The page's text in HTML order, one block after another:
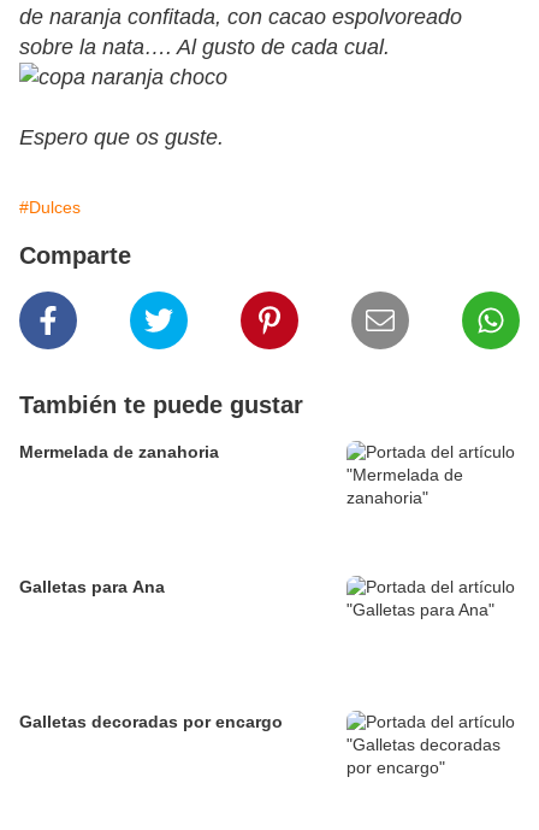
de naranja confitada, con cacao espolvoreado
sobre la nata…. Al gusto de cada cual.
Espero que os guste.
#Dulces
Comparte
También te puede gustar
Mermelada de zanahoria
Galletas para Ana
Galletas decoradas por encargo